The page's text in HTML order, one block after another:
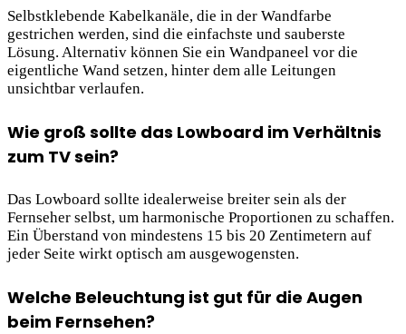
Selbstklebende Kabelkanäle, die in der Wandfarbe
gestrichen werden, sind die einfachste und sauberste
Lösung. Alternativ können Sie ein Wandpaneel vor die
eigentliche Wand setzen, hinter dem alle Leitungen
unsichtbar verlaufen.
Wie groß sollte das Lowboard im Verhältnis
zum TV sein?
Das Lowboard sollte idealerweise breiter sein als der
Fernseher selbst, um harmonische Proportionen zu schaffen.
Ein Überstand von mindestens 15 bis 20 Zentimetern auf
jeder Seite wirkt optisch am ausgewogensten.
Welche Beleuchtung ist gut für die Augen
beim Fernsehen?